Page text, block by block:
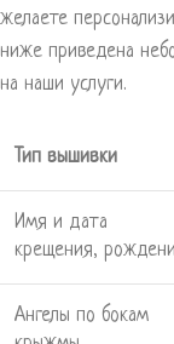
желаете
ниже приведена
на наши услуги.
Тип вышивки
Имя и дата
крещения,
Ангелы по бокам